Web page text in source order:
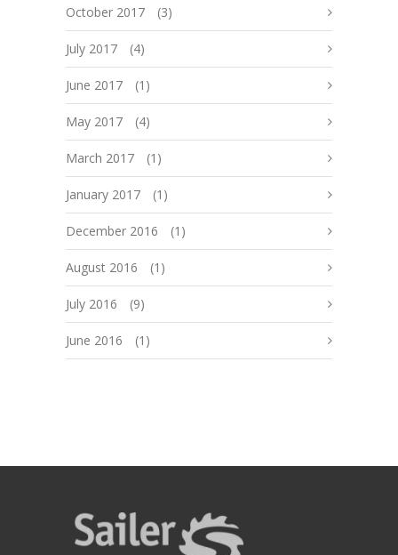
October 2017 (3)
July 2017 (4)
June 2017 (1)
May 2017 (4)
March 2017 (1)
January 2017 (1)
December 2016 (1)
August 2016 (1)
July 2016 (9)
June 2016 (1)